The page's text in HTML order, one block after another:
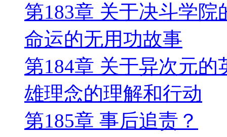
第183章 关于决斗学
命运的无用功故事
第184章 关于异次元
雄理念的理解和行动
第185章 事后追责？